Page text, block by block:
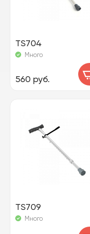
TS704
Много
560 руб.
TS709
Много